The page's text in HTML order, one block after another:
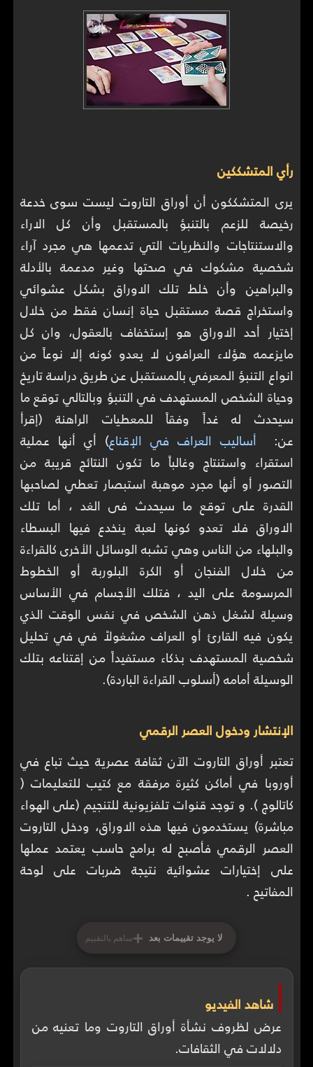
رأي المتشككين
يرى المتشككون أن أوراق التاروت ليست سوى خدعة
رخيصة للزعم بالتنبؤ بالمستقبل وأن كل الاراء
والاستنتاجات والنظريات التي تدعمها هي مجرد آراء
شخصية مشكوك في صحتها وغير مدعمة بالأدلة
والبراهين وأن خلط تلك الاوراق بشكل عشوائي
واستخراج قصة مستقبل حياة إنسان فقط من خلال
إختيار أحد الاوراق هو إستخفاف بالعقول، وان كل
مايزعمه هؤلاء العرافون لا يعدو كونه إلا نوعاً من
انواع التنبؤ المعرفي بالمستقبل عن طريق دراسة تاريخ
وحياة الشخص المستهدف في التنبؤ وبالتالي توقع ما
سيحدث له غداً وفقاً للمعطيات الراهنة (إقرأ
عن: أساليب العراف في الإقناع) أي أنها عملية
استقراء واستنتاج وغالباً ما تكون النتائج قريبة من
التصور أو أنها مجرد موهبة استبصار تعطي لصاحبها
القدرة على توقع ما سيحدث فى الغد ، أما تلك
الاوراق فلا تعدو كونها لعبة ينخدع فيها البسطاء
والبلهاء من الناس وهي تشبه الوسائل الأخرى كالقراءة
من خلال الفنجان أو الكرة البلوربة أو الخطوط
المرسومة على اليد ، فتلك الأجسام في الأساس
وسيلة لشغل ذهن الشخص في نفس الوقت الذي
يكون فيه القارئ أو العراف مشغولاً في في تحليل
شخصية المستهدف بذكاء مستفيداً من إقتناعه بتلك
الوسيلة أمامه (أسلوب القراءة الباردة).
الإنتشار ودخول العصر الرقمي
تعتبر أوراق التاروت الآن ثقافة عصرية حيث تباع في
أوروبا في أماكن كثيرة مرفقة مع كتيب للتعليمات (
كاتالوج ). و توجد قنوات تلفزيونية للتنجيم (على الهواء
مباشرة) يستخدمون فيها هذه الاوراق، ودخل التاروت
العصر الرقمي فأصبح له برامج حاسب يعتمد عملها
على إختيارات عشوائية نتيجة ضربات على لوحة
المفاتيح .
لا يوجد تقييمات بعد +ساهم بالتقييم
شاهد الفيديو
عرض لظروف نشأة أوراق التاروت وما تعنيه من
دلالات في الثقافات.